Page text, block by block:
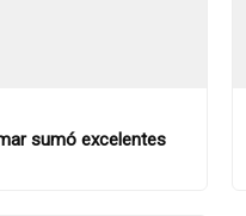
sumó excelentes